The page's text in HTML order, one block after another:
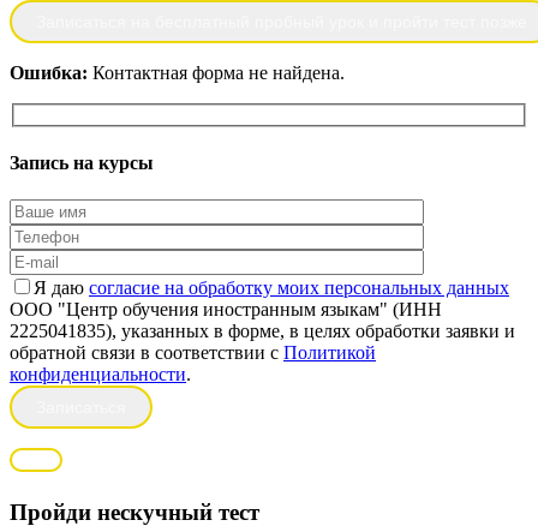
Ошибка: Контактная форма не найдена.
Запись на курсы
Я даю согласие на обработку моих персональных данных
ООО "Центр обучения иностранным языкам" (ИНН
2225041835), указанных в форме, в целях обработки заявки и
обратной связи в соответствии с Политикой
конфиденциальности.
Пройди нескучный тест